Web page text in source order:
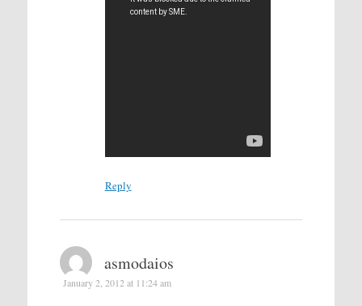
Reply
asmodaios
January 2, 2012 at 11:24 am